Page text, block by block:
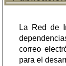
La Red de
correo
para el